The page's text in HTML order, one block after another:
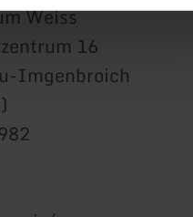
Weiss
16
Imgenbroich